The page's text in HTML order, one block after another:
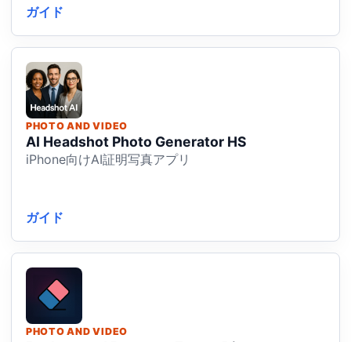
ガイド
PHOTO AND VIDEO
AI Headshot Photo Generator HS
iPhone向けAI証明写真アプリ
ガイド
PHOTO AND VIDEO